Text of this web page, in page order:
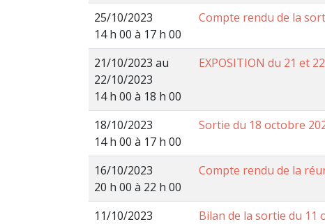
25/10/2023
14 h 00 à 17 h 00
Compte rendu de la
21/10/2023 au
22/10/2023
14 h 00 à 18 h 00
EXPOSITION du 21 et
18/10/2023
14 h 00 à 17 h 00
Sortie du 18 octobre
16/10/2023
20 h 00 à 22 h 00
Compte rendu de la
11/10/2023
Bilan de la sortie du 11